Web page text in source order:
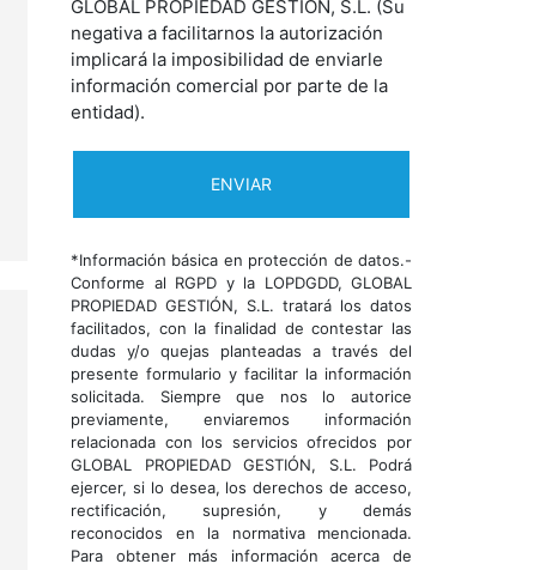
GLOBAL PROPIEDAD GESTIÓN, S.L. (Su
negativa a facilitarnos la autorización
implicará la imposibilidad de enviarle
información comercial por parte de la
entidad).
*Información básica en protección de datos.-
Conforme al RGPD y la LOPDGDD, GLOBAL
PROPIEDAD GESTIÓN, S.L. tratará los datos
facilitados, con la finalidad de contestar las
dudas y/o quejas planteadas a través del
presente formulario y facilitar la información
solicitada. Siempre que nos lo autorice
previamente, enviaremos información
relacionada con los servicios ofrecidos por
GLOBAL PROPIEDAD GESTIÓN, S.L. Podrá
ejercer, si lo desea, los derechos de acceso,
rectificación, supresión, y demás
reconocidos en la normativa mencionada.
Para obtener más información acerca de